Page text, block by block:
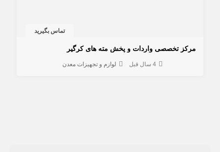
تماس بگیرید
مرکز تخصصی واردات و پخش مته های کرگیر
4 سال قبل لوازم و تجهیزات معدن